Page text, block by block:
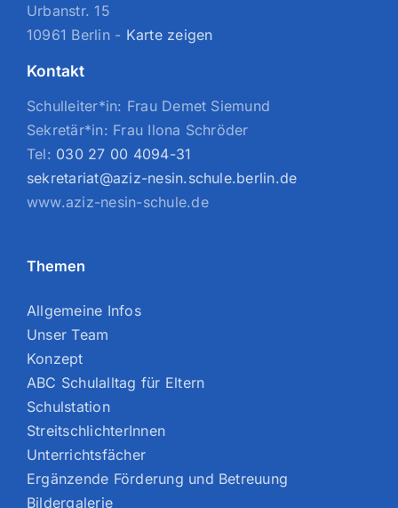
Urbanstr. 15
10961 Berlin - Karte zeigen
Kontakt
Schulleiter*in: Frau Demet Siemund
Sekretär*in: Frau Ilona Schröder
Tel: 030 27 00 4094-31
sekretariat@aziz-nesin.schule.berlin.de
www.aziz-nesin-schule.de
Themen
Allgemeine Infos
Unser Team
Konzept
ABC Schulalltag für Eltern
Schulstation
StreitschlichterInnen
Unterrichtsfächer
Ergänzende Förderung und Betreuung
Bildergalerie